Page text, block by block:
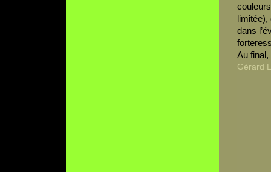
limitée),
dans
Au
Gérard